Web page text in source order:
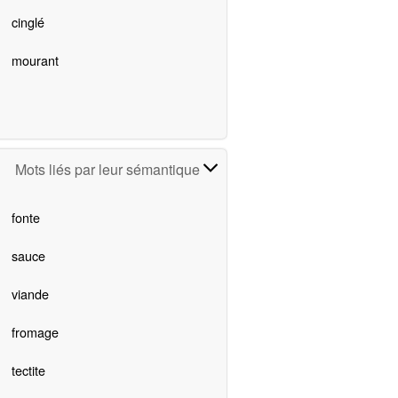
cinglé
mourant
Mots liés par leur sémantique
fonte
sauce
viande
fromage
tectite